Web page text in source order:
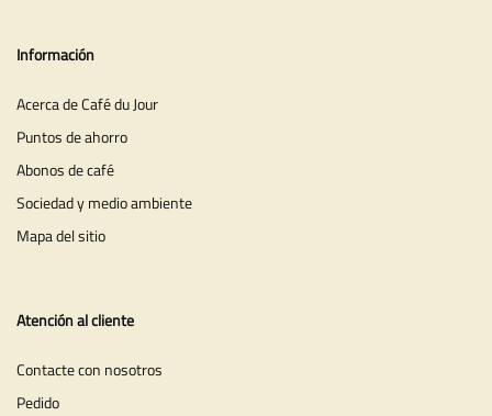
Información
Acerca de Café du Jour
Puntos de ahorro
Abonos de café
Sociedad y medio ambiente
Mapa del sitio
Atención al cliente
Contacte con nosotros
Pedido